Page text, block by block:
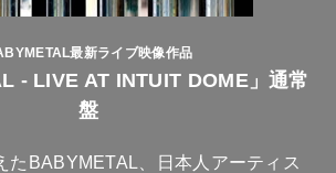
最新ライブ映像作品
- LIVE AT INTUIT DOME」通常
盤
たBABYMETAL、日本人アーティス